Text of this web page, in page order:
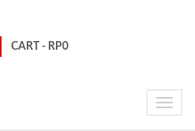
CART - RP0
Toggle